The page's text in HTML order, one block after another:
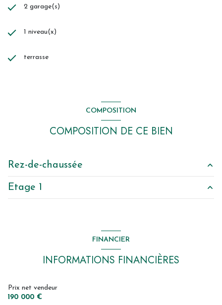
2 garage(s)
1 niveau(x)
terrasse
COMPOSITION
COMPOSITION DE CE BIEN
Rez-de-chaussée
pièce à vivre
Etage 1
FINANCIER
INFORMATIONS FINANCIÈRES
Prix net vendeur
190 000 €